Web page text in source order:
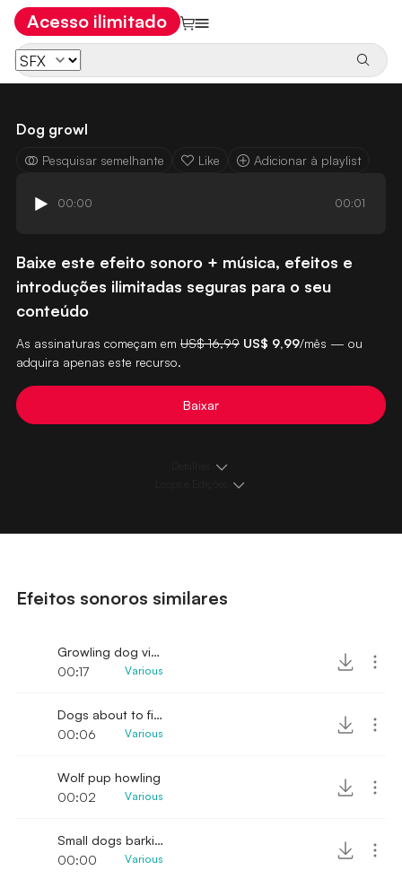
Acesso ilimitado
Dog growl
Pesquisar semelhante Like Adicionar à playlist
00:00 00:01
Baixe este efeito sonoro + música, efeitos e
introduções ilimitadas seguras para o seu
conteúdo
As assinaturas começam em US$ 16,99 US$ 9,99/mês — ou
adquira apenas este recurso.
Baixar
Efeitos sonoros similares
Growling dog vintage sound
00:17
Various
Dogs about to fight
00:06
Various
Wolf pup howling
00:02
Various
Small dogs barking and growling
00:00
Various